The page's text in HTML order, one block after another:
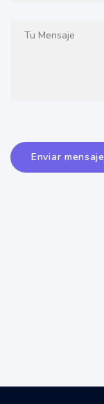
Enviar mensaje